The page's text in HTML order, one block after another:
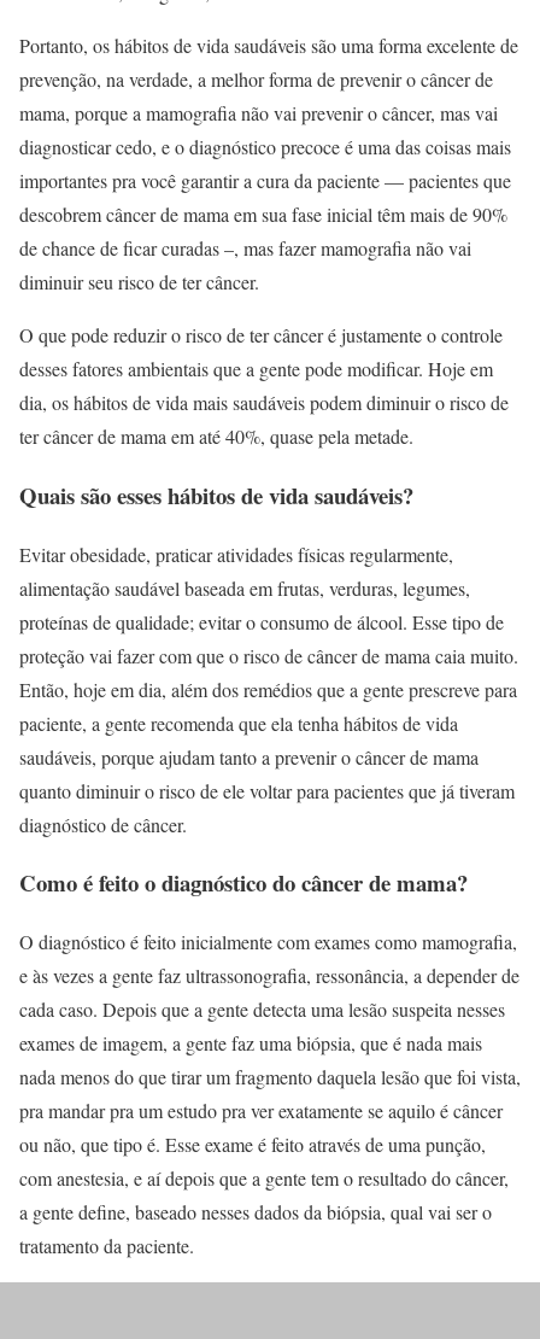
Portanto, os hábitos de vida saudáveis são uma forma excelente de
prevenção, na verdade, a melhor forma de prevenir o câncer de
mama, porque a mamografia não vai prevenir o câncer, mas vai
diagnosticar cedo, e o diagnóstico precoce é uma das coisas mais
importantes pra você garantir a cura da paciente — pacientes que
descobrem câncer de mama em sua fase inicial têm mais de 90%
de chance de ficar curadas –, mas fazer mamografia não vai
diminuir seu risco de ter câncer.
O que pode reduzir o risco de ter câncer é justamente o controle
desses fatores ambientais que a gente pode modificar. Hoje em
dia, os hábitos de vida mais saudáveis podem diminuir o risco de
ter câncer de mama em até 40%, quase pela metade.
Quais são esses hábitos de vida saudáveis?
Evitar obesidade, praticar atividades físicas regularmente,
alimentação saudável baseada em frutas, verduras, legumes,
proteínas de qualidade; evitar o consumo de álcool. Esse tipo de
proteção vai fazer com que o risco de câncer de mama caia muito.
Então, hoje em dia, além dos remédios que a gente prescreve para
paciente, a gente recomenda que ela tenha hábitos de vida
saudáveis, porque ajudam tanto a prevenir o câncer de mama
quanto diminuir o risco de ele voltar para pacientes que já tiveram
diagnóstico de câncer.
Como é feito o diagnóstico do câncer de mama?
O diagnóstico é feito inicialmente com exames como mamografia,
e às vezes a gente faz ultrassonografia, ressonância, a depender de
cada caso. Depois que a gente detecta uma lesão suspeita nesses
exames de imagem, a gente faz uma biópsia, que é nada mais
nada menos do que tirar um fragmento daquela lesão que foi vista,
pra mandar pra um estudo pra ver exatamente se aquilo é câncer
ou não, que tipo é. Esse exame é feito através de uma punção,
com anestesia, e aí depois que a gente tem o resultado do câncer,
a gente define, baseado nesses dados da biópsia, qual vai ser o
tratamento da paciente.